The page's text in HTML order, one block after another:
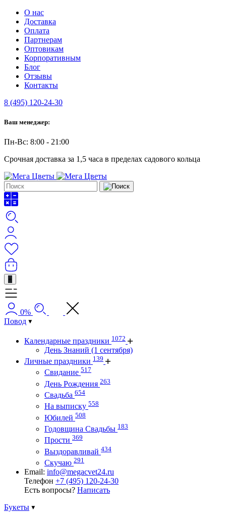
О нас
Доставка
Оплата
Партнерам
Оптовикам
Корпоративным
Блог
Отзывы
Контакты
8 (495) 120-24-30
Ваш менеджер:
Пн-Вс: 8:00 - 21:00
Срочная доставка за 1,5 часа в пределах садового кольца
+
0%
Повод
Календарные праздники 1072
День Знаний (1 сентября)
Личные праздники 139
Свидание 517
День Рождения 263
Свадьба 654
На выписку 558
Юбилей 508
Годовщина Свадьбы 183
Прости 369
Выздоравливай 434
Скучаю 291
Email: info@megacvet24.ru
Телефон +7 (495) 120-24-30
Есть вопросы? Написать
Букеты